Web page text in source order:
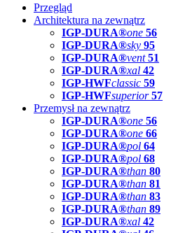
Przegląd
Architektura na zewnątrz
IGP-DURA®one 56
IGP-DURA®sky 95
IGP-DURA®vent 51
IGP-DURA®xal 42
IGP-HWFclassic 59
IGP-HWFsuperior 57
Przemysł na zewnątrz
IGP-DURA®one 56
IGP-DURA®one 66
IGP-DURA®pol 64
IGP-DURA®pol 68
IGP-DURA®than 80
IGP-DURA®than 81
IGP-DURA®than 83
IGP-DURA®than 89
IGP-DURA®xal 42